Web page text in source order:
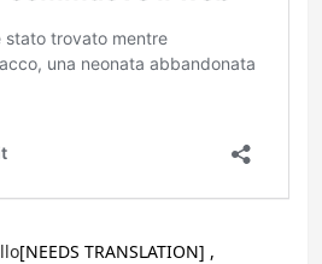
[NEEDS TRANSLATION] ,